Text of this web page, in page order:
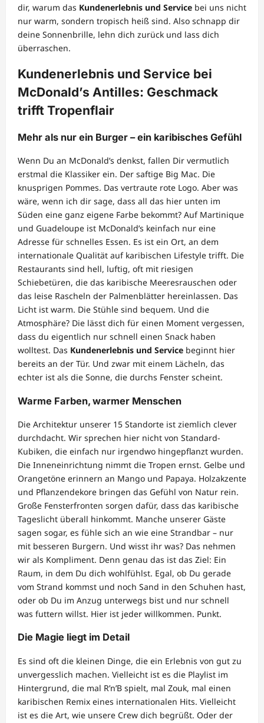
dir, warum das Kundenerlebnis und Service bei uns nicht
nur warm, sondern tropisch heiß sind. Also schnapp dir
deine Sonnenbrille, lehn dich zurück und lass dich
überraschen.
Kundenerlebnis und Service bei
McDonald’s Antilles: Geschmack
trifft Tropenflair
Mehr als nur ein Burger – ein karibisches Gefühl
Wenn Du an McDonald’s denkst, fallen Dir vermutlich
erstmal die Klassiker ein. Der saftige Big Mac. Die
knusprigen Pommes. Das vertraute rote Logo. Aber was
wäre, wenn ich dir sage, dass all das hier unten im
Süden eine ganz eigene Farbe bekommt? Auf Martinique
und Guadeloupe ist McDonald’s keinfach nur eine
Adresse für schnelles Essen. Es ist ein Ort, an dem
internationale Qualität auf karibischen Lifestyle trifft. Die
Restaurants sind hell, luftig, oft mit riesigen
Schiebetüren, die das karibische Meeresrauschen oder
das leise Rascheln der Palmenblätter hereinlassen. Das
Licht ist warm. Die Stühle sind bequem. Und die
Atmosphäre? Die lässt dich für einen Moment vergessen,
dass du eigentlich nur schnell einen Snack haben
wolltest. Das Kundenerlebnis und Service beginnt hier
bereits an der Tür. Und zwar mit einem Lächeln, das
echter ist als die Sonne, die durchs Fenster scheint.
Warme Farben, warmer Menschen
Die Architektur unserer 15 Standorte ist ziemlich clever
durchdacht. Wir sprechen hier nicht von Standard-
Kubiken, die einfach nur irgendwo hingepflanzt wurden.
Die Inneneinrichtung nimmt die Tropen ernst. Gelbe und
Orangetöne erinnern an Mango und Papaya. Holzakzente
und Pflanzendekore bringen das Gefühl von Natur rein.
Große Fensterfronten sorgen dafür, dass das karibische
Tageslicht überall hinkommt. Manche unserer Gäste
sagen sogar, es fühle sich an wie eine Strandbar – nur
mit besseren Burgern. Und wisst ihr was? Das nehmen
wir als Kompliment. Denn genau das ist das Ziel: Ein
Raum, in dem Du dich wohlfühlst. Egal, ob Du gerade
vom Strand kommst und noch Sand in den Schuhen hast,
oder ob Du im Anzug unterwegs bist und nur schnell
was futtern willst. Hier ist jeder willkommen. Punkt.
Die Magie liegt im Detail
Es sind oft die kleinen Dinge, die ein Erlebnis von gut zu
unvergesslich machen. Vielleicht ist es die Playlist im
Hintergrund, die mal R’n’B spielt, mal Zouk, mal einen
karibischen Remix eines internationalen Hits. Vielleicht
ist es die Art, wie unsere Crew dich begrüßt. Oder der